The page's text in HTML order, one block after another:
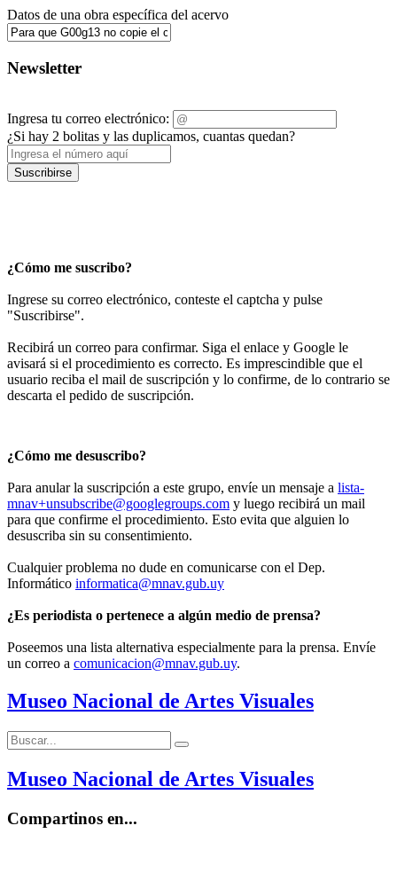
Datos de una obra específica del acervo
Newsletter
Ingresa tu correo electrónico:
¿Si hay 2 bolitas y las duplicamos, cuantas quedan?
Suscribirse
¿Cómo me suscribo?
Ingrese su correo electrónico, conteste el captcha y pulse
"Suscribirse".
Recibirá un correo para confirmar. Siga el enlace y Google le
avisará si el procedimiento es correcto. Es imprescindible que el
usuario reciba el mail de suscripción y lo confirme, de lo contrario se
descarta el pedido de suscripción.
¿Cómo me desuscribo?
Para anular la suscripción a este grupo, envíe un mensaje a lista-
mnav+unsubscribe@googlegroups.com y luego recibirá un mail
para que confirme el procedimiento. Esto evita que alguien lo
desuscriba sin su consentimiento.
Cualquier problema no dude en comunicarse con el Dep.
Informático informatica@mnav.gub.uy
¿Es periodista o pertenece a algún medio de prensa?
Poseemos una lista alternativa especialmente para la prensa. Envíe
un correo a comunicacion@mnav.gub.uy.
Museo Nacional de Artes Visuales
Buscar:
Buscar
Museo Nacional de Artes Visuales
Compartinos en...